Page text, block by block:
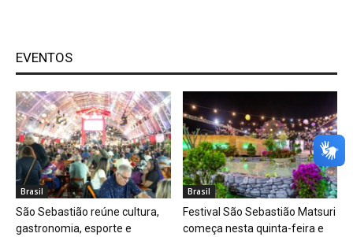
EVENTOS
Brasil
São Sebastião reúne cultura,
gastronomia, esporte e
Brasil
Festival São Sebastião Matsuri
começa nesta quinta-feira e